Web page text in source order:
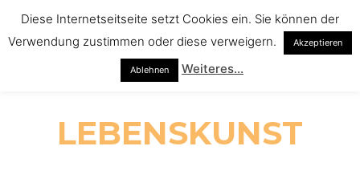
LEBENSKUNST
Diese Internetseitseite setzt Cookies ein. Sie können der
Verwendung zustimmen oder diese verweigern.
Akzeptieren
Ablehnen Weiteres...